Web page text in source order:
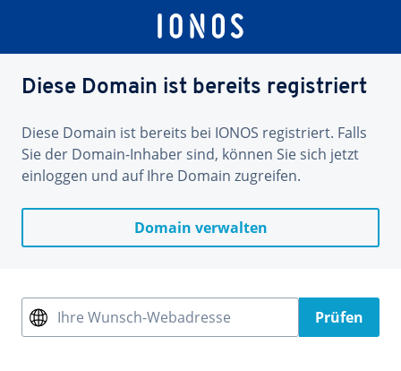
Diese Domain ist bereits registriert
Diese Domain ist bereits bei IONOS registriert. Falls
Sie der Domain-Inhaber sind, können Sie sich jetzt
einloggen und auf Ihre Domain zugreifen.
Domain verwalten
Ihre Wunsch-Webadresse Prüfen